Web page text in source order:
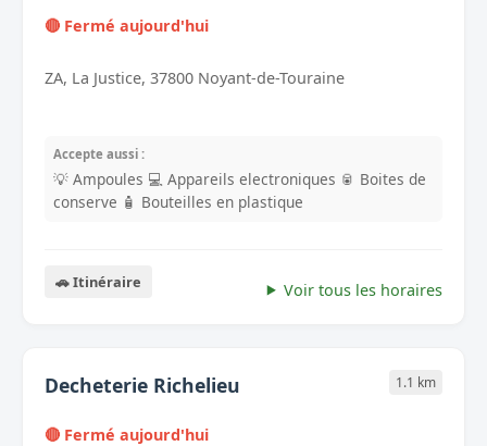
🔴 Fermé aujourd'hui
ZA, La Justice, 37800 Noyant-de-Touraine
Accepte aussi :
💡 Ampoules 💻 Appareils electroniques 🥫 Boites de
conserve 🧴 Bouteilles en plastique
🚗 Itinéraire Voir tous les horaires
Decheterie Richelieu 1.1 km
🔴 Fermé aujourd'hui